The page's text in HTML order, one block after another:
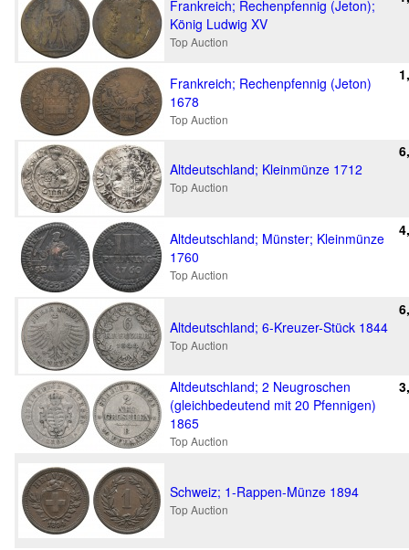
Frankreich; Rechenpfennig (Jeton);
König Ludwig XV
Top Auction
Frankreich; Rechenpfennig (Jeton)
1678
Top Auction
Altdeutschland; Kleinmünze 1712
Top Auction
Altdeutschland; Münster; Kleinmünze
1760
Top Auction
Altdeutschland; 6-Kreuzer-Stück 1844
Top Auction
Altdeutschland; 2 Neugroschen
(gleichbedeutend mit 20 Pfennigen)
1865
Top Auction
Schweiz; 1-Rappen-Münze 1894
Top Auction